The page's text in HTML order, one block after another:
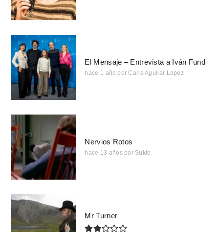
El Mensaje – Entrevista a Iván Fund
hace 1 año por Carla Aguilar Lopez
Nervios Rotos
hace 13 años por Sukie
Mr Turner